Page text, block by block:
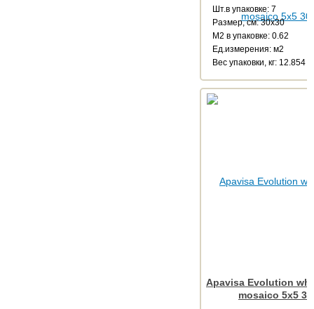
Шт.в упаковке: 7
Размер, см: 30x30
М2 в упаковке: 0.62
Ед.измерения: м2
Веc упаковки, кг: 12.854
Apavisa Evolution
mosaico 5x5